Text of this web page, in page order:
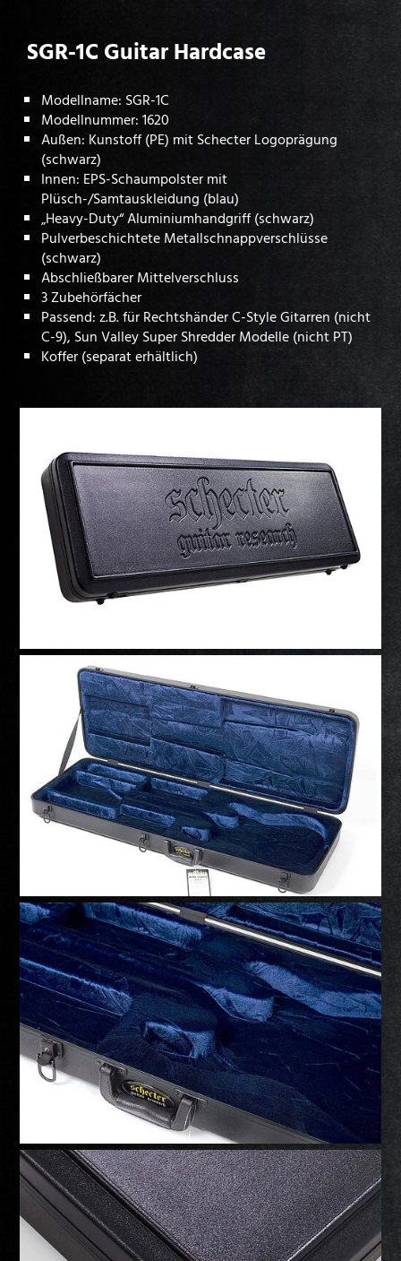
SGR-1C Guitar Hardcase
Modellname: SGR-1C
Modellnummer: 1620
Außen: Kunstoff (PE) mit Schecter Logoprägung
(schwarz)
Innen: EPS-Schaumpolster mit
Plüsch-/Samtauskleidung (blau)
„Heavy-Duty“ Aluminiumhandgriff (schwarz)
Pulverbeschichtete Metallschnappverschlüsse
(schwarz)
Abschließbarer Mittelverschluss
3 Zubehörfächer
Passend: z.B. für Rechtshänder C-Style Gitarren (nicht
C-9), Sun Valley Super Shredder Modelle (nicht PT)
Koffer (separat erhältlich)